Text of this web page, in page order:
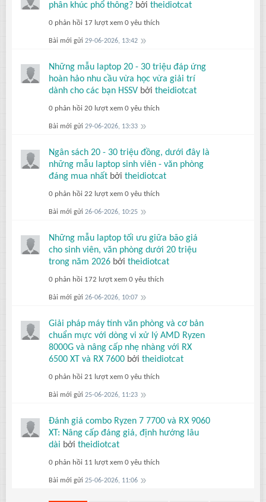
phân khúc phổ thông? bởi theidiotcat
0 phản hồi 17 lượt xem 0 yêu thích
Bài mới gửi 29-06-2026, 13:42
Những mẫu laptop 20 - 30 triệu đáp ứng
hoàn hảo nhu cầu vừa học vừa giải trí
dành cho các bạn HSSV bởi theidiotcat
0 phản hồi 20 lượt xem 0 yêu thích
Bài mới gửi 29-06-2026, 13:33
Ngân sách 20 - 30 triệu đồng, dưới đây là
những mẫu laptop sinh viên - văn phòng
đáng mua nhất bởi theidiotcat
0 phản hồi 22 lượt xem 0 yêu thích
Bài mới gửi 26-06-2026, 10:25
Những mẫu laptop tối ưu giữa bão giá
cho sinh viên, văn phòng dưới 20 triệu
trong năm 2026 bởi theidiotcat
0 phản hồi 172 lượt xem 0 yêu thích
Bài mới gửi 26-06-2026, 10:07
Giải pháp máy tính văn phòng và cơ bản
chuẩn mực với dòng vi xử lý AMD Ryzen
8000G và nâng cấp nhẹ nhàng với RX
6500 XT và RX 7600 bởi theidiotcat
0 phản hồi 21 lượt xem 0 yêu thích
Bài mới gửi 25-06-2026, 11:23
Đánh giá combo Ryzen 7 7700 và RX 9060
XT: Nâng cấp đáng giá, định hướng lâu
dài bởi theidiotcat
0 phản hồi 11 lượt xem 0 yêu thích
Bài mới gửi 25-06-2026, 11:06